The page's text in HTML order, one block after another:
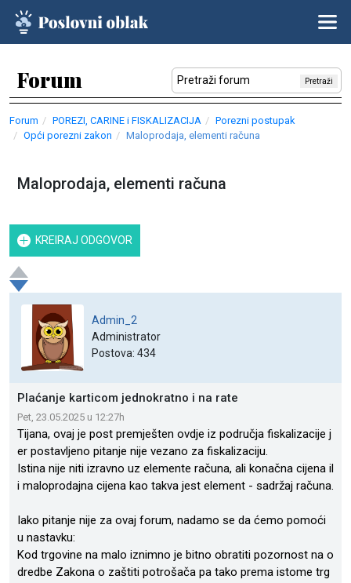
Forum Pretraži
Forum POREZI, CARINE i FISKALIZACIJA
Porezni postupak
Opći porezni zakon
Maloprodaja, elementi računa
Maloprodaja, elementi računa
KREIRAJ ODGOVOR
Admin_2
Administrator
Postova: 434
Plaćanje karticom jednokratno i na rate
Pet, 23.05.2025 u 12:27h
Tijana, ovaj je post premješten ovdje iz područja fiskalizacije j
er postavljeno pitanje nije vezano za fiskalizaciju.
Istina nije niti izravno uz elemente računa, ali konačna cijena il
i maloprodajna cijena kao takva jest element - sadržaj računa.
Iako pitanje nije za ovaj forum, nadamo se da ćemo pomoći
u nastavku:
Kod trgovine na malo iznimno je bitno obratiti pozornost na o
dredbe Zakona o zaštiti potrošača pa tako prema istome trg